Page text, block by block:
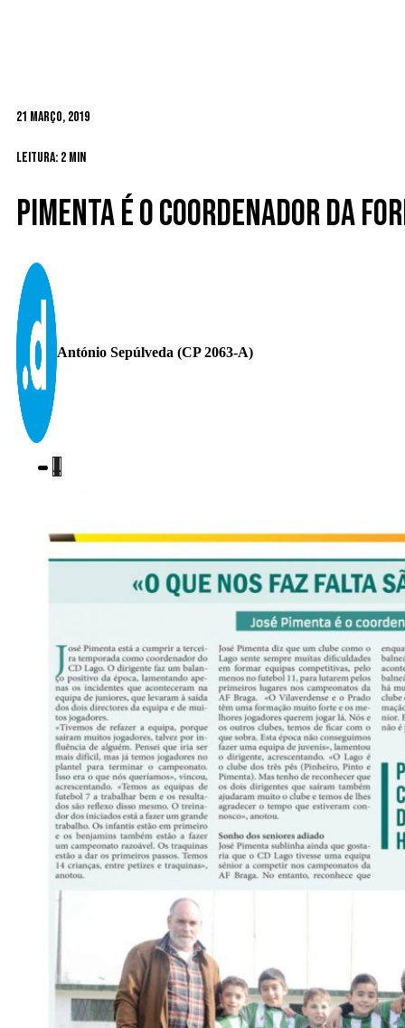
21 Março, 2019
Leitura: 2 min
Pimenta é o coordenador da
António Sepúlveda (CP 2063-A)